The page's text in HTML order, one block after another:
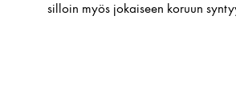
silloin myös jokaiseen koruun